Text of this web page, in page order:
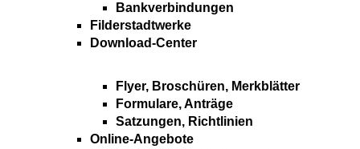
Bankverbindungen
Filderstadtwerke
Download-Center
Flyer, Broschüren, Merkblätter
Formulare, Anträge
Satzungen, Richtlinien
Online-Angebote